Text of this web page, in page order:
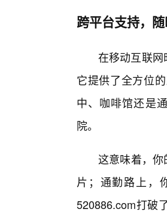
跨平台支持，
在移动互联网
它提供了全方位
中、咖啡馆还是
院。
这意味着，
片；通勤路上，
520886.com打破